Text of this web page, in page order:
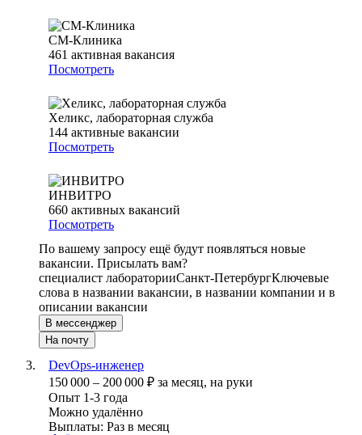
СМ-Клиника
461 активная вакансия
Посмотреть
Хеликс, лабораторная служба
144 активные вакансии
Посмотреть
ИНВИТРО
660 активных вакансий
Посмотреть
По вашему запросу ещё будут появляться новые
вакансии. Присылать вам?
специалист лабораторииСанкт-ПетербургКлючевые
слова в названии вакансии, в названии компании и в
описании вакансии
В мессенджер
На почту
DevOps-инженер
150 000 – 200 000 ₽ за месяц, на руки
Опыт 1-3 года
Можно удалённо
Выплаты: Раз в месяц